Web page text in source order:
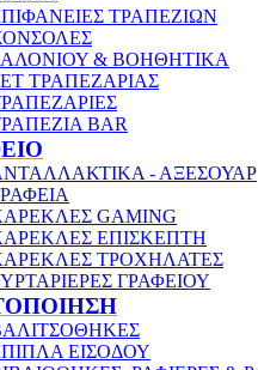
ΤΡΑΠΕΖΙΩΝ
& ΒΟΗΘΗΤΙΚΑ
ΤΡΑΠΕΖΑΡΙΑΣ
BAR
- ΑΞΕΣΟΥΑΡ
GAMING
ΕΠΙΣΚΕΠΤΗ
ΤΡΟΧΗΛΑΤΕΣ
ΓΡΑΦΕΙΟΥ
ΕΙΣΟΔΟΥ